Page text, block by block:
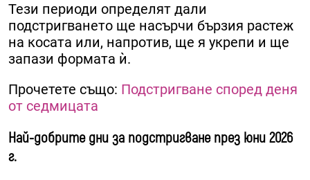
Тези периоди определят дали
подстригването ще насърчи бързия растеж
на косата или, напротив, ще я укрепи и ще
запази формата ѝ.
Прочетете също: Подстригване според деня
от седмицата
Най-добрите дни за подстригване през юни 2026
г.